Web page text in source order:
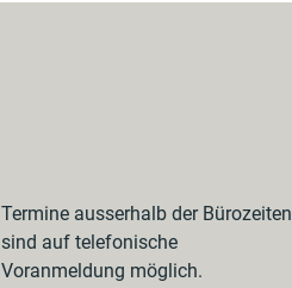
Termine ausserhalb der Bürozeiten
sind auf telefonische
Voranmeldung möglich.